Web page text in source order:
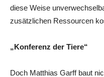
diese Weise
zusätzlichen Ressourcen
„Konferenz der Tiere“
Doch Matthias Garff baut